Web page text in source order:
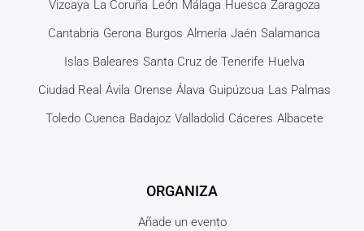
Vizcaya La Coruña León Málaga Huesca Zaragoza
Cantabria Gerona Burgos Almería Jaén Salamanca
Islas Baleares Santa Cruz de Tenerife Huelva
Ciudad Real Ávila Orense Álava Guipúzcua Las Palmas
Toledo Cuenca Badajoz Valladolid Cáceres Albacete
ORGANIZA
Añade un evento